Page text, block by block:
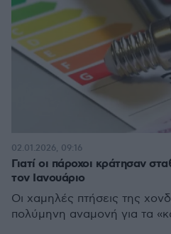
Γιατί οι πάροχοι κράτησαν
τον Ιανουάριο
Οι χαμηλές πτήσεις της
πολύμηνη αναμονή για τα
02.01.2026, 09:16